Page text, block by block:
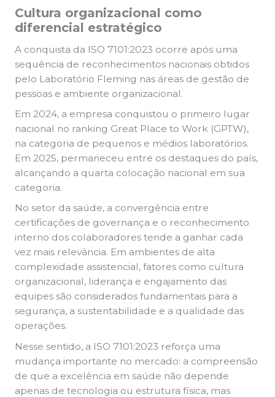
Cultura organizacional como
diferencial estratégico
A conquista da ISO 7101:2023 ocorre após uma
sequência de reconhecimentos nacionais obtidos
pelo Laboratório Fleming nas áreas de gestão de
pessoas e ambiente organizacional.
Em 2024, a empresa conquistou o primeiro lugar
nacional no ranking Great Place to Work (GPTW),
na categoria de pequenos e médios laboratórios.
Em 2025, permaneceu entre os destaques do país,
alcançando a quarta colocação nacional em sua
categoria.
No setor da saúde, a convergência entre
certificações de governança e o reconhecimento
interno dos colaboradores tende a ganhar cada
vez mais relevância. Em ambientes de alta
complexidade assistencial, fatores como cultura
organizacional, liderança e engajamento das
equipes são considerados fundamentais para a
segurança, a sustentabilidade e a qualidade das
operações.
Nesse sentido, a ISO 7101:2023 reforça uma
mudança importante no mercado: a compreensão
de que a excelência em saúde não depende
apenas de tecnologia ou estrutura física, mas